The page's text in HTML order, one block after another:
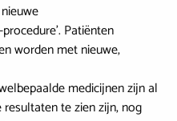
Patiënten
worden met nieuwe,
medicijnen zijn al
te zien zijn, nog